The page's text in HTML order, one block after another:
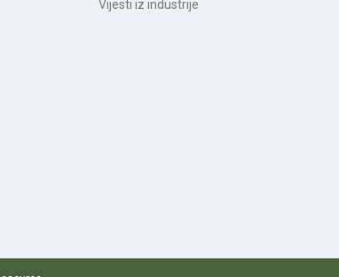
Vijesti iz industrije